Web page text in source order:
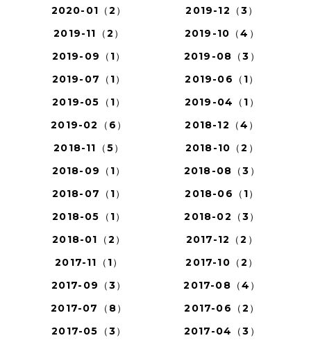
2020-01（2）
2019-12（3）
2019-11（2）
2019-10（4）
2019-09（1）
2019-08（3）
2019-07（1）
2019-06（1）
2019-05（1）
2019-04（1）
2019-02（6）
2018-12（4）
2018-11（5）
2018-10（2）
2018-09（1）
2018-08（3）
2018-07（1）
2018-06（1）
2018-05（1）
2018-02（3）
2018-01（2）
2017-12（2）
2017-11（1）
2017-10（2）
2017-09（3）
2017-08（4）
2017-07（8）
2017-06（2）
2017-05（3）
2017-04（3）